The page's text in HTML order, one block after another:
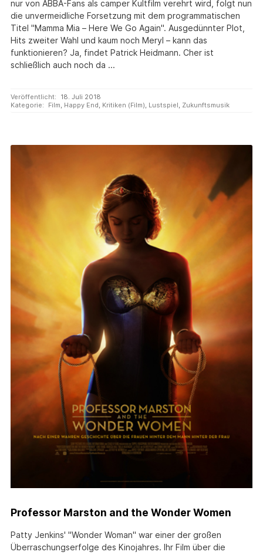
nur von ABBA-Fans als camper Kultfilm verehrt wird, folgt nun
die unvermeidliche Forsetzung mit dem programmatischen
Titel "Mamma Mia – Here We Go Again". Ausgedünnter Plot,
Hits zweiter Wahl und kaum noch Meryl – kann das
funktionieren? Ja, findet Patrick Heidmann. Cher ist
schließlich auch noch da ...
Veröffentlicht:
18. Juli 2018
Kategorie:
Film, Happy End, Kritiken (Film), Lustspiel, Zukunftsmusik
Professor Marston and the Wonder Women
Patty Jenkins' "Wonder Woman" war einer der großen
Überraschungserfolge des Kinojahres. Ihr Film über die